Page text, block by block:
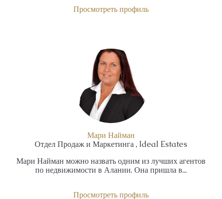
Просмотреть профиль
Мари Найман
Отдел Продаж и Маркетинга , Ideal Estates
Мари Найман можно назвать одним из лучших агентов
по недвижимости в Алании. Она пришла в...
Просмотреть профиль